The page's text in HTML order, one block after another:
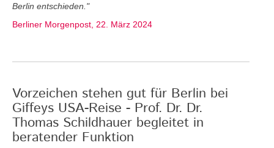
Berlin entschieden."
Berliner Morgenpost, 22. März 2024
Vorzeichen stehen gut für Berlin bei
Giffeys USA-Reise - Prof. Dr. Dr.
Thomas Schildhauer begleitet in
beratender Funktion